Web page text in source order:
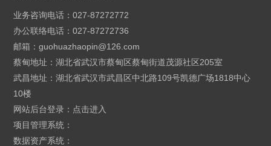
业务咨询电话：027-87272772
办公联络电话：027-87272736
邮箱：guohuazhaopin@126.com
蔡甸地址：湖北省武汉市蔡甸区蔡甸街道茂源社区205室
武昌地址：湖北省武汉市武昌区中北路109号凯德广场1818中心
10楼
网站后台登录： 点击进入
项目管理系统：
数据资产系统：